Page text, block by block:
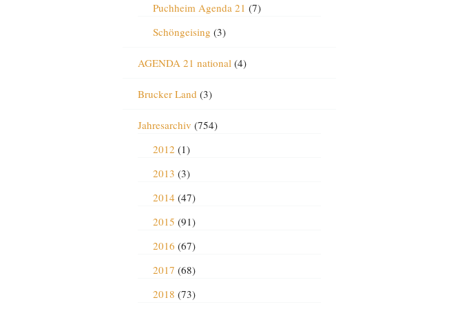
Puchheim Agenda 21 (7)
Schöngeising (3)
AGENDA 21 national(4)
Brucker Land (3)
Jahresarchiv (754)
2012 (1)
2013 (3)
2014 (47)
2015 (91)
2016 (67)
2017 (68)
2018 (73)